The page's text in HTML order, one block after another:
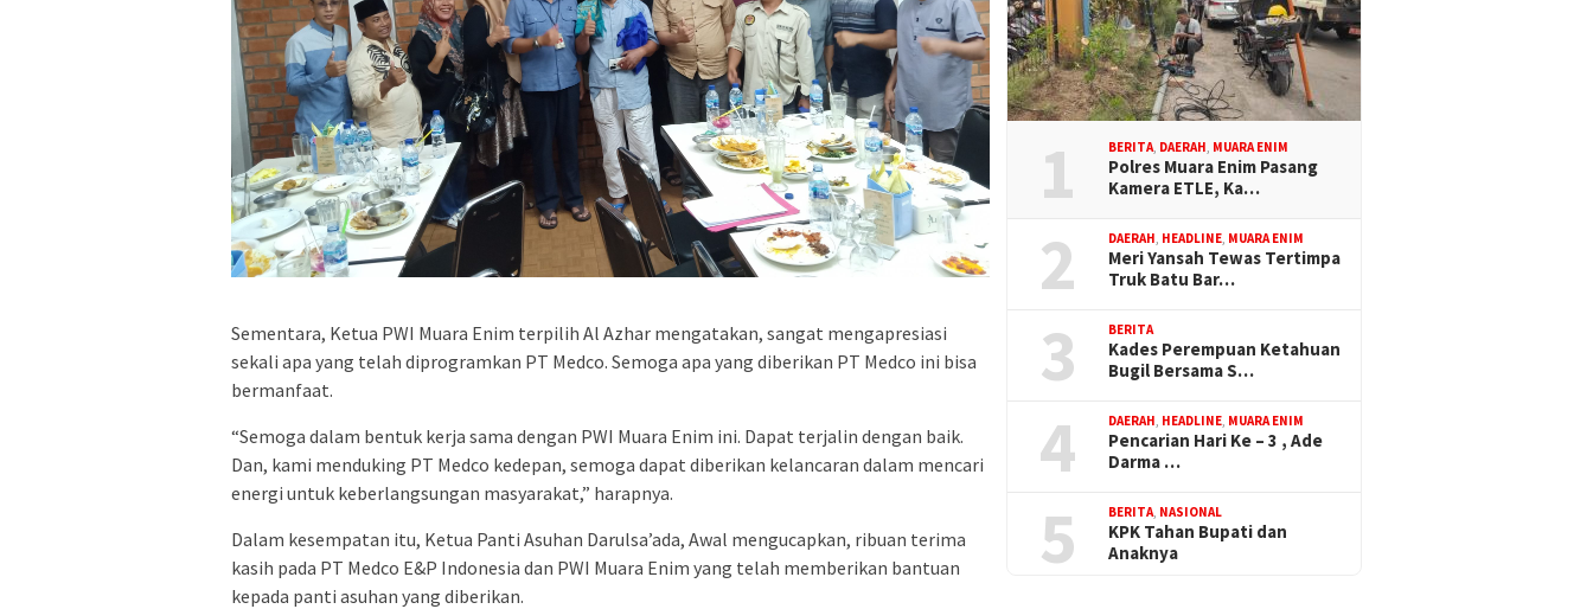
Sementara, Ketua PWI Muara Enim terpilih Al Azhar mengatakan, sangat mengapresiasi
sekali apa yang telah diprogramkan PT Medco. Semoga apa yang diberikan PT Medco ini bisa
bermanfaat.
“Semoga dalam bentuk kerja sama dengan PWI Muara Enim ini. Dapat terjalin dengan baik.
Dan, kami menduking PT Medco kedepan, semoga dapat diberikan kelancaran dalam mencari
energi untuk keberlangsungan masyarakat,” harapnya.
Dalam kesempatan itu, Ketua Panti Asuhan Darulsa’ada, Awal mengucapkan, ribuan terima
kasih pada PT Medco E&P Indonesia dan PWI Muara Enim yang telah memberikan bantuan
kepada panti asuhan yang diberikan.
1 BERITA, DAERAH, MUARA ENIM
Polres Muara Enim Pasang
Kamera ETLE, Ka…
2 DAERAH, HEADLINE, MUARA ENIM
Meri Yansah Tewas Tertimpa
Truk Batu Bar…
3 BERITA
Kades Perempuan Ketahuan
Bugil Bersama S…
4 DAERAH, HEADLINE, MUARA ENIM
Pencarian Hari Ke – 3 , Ade
Darma …
5 BERITA, NASIONAL
KPK Tahan Bupati dan
Anaknya